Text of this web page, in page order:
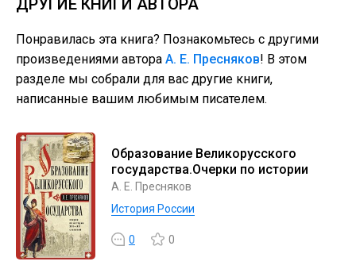
ДРУГИЕ КНИГИ АВТОРА
Понравилась эта книга? Познакомьтесь с другими
произведениями автора А. Е. Пресняков! В этом
разделе мы собрали для вас другие книги,
написанные вашим любимым писателем.
Образование Великорусского
государства.Очерки по истории
А. Е. Пресняков
История России
0 0